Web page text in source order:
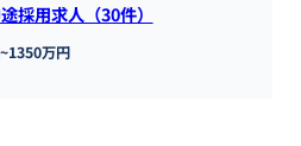
採用求人（30件）
~1350万円